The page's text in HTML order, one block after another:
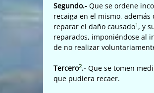
Segundo.- Que se ordene
recaiga en el mismo,
reparar el daño causado1 , y
reparados, imponiéndose al
de no realizar
Tercero2.- Que se tomen
que pudiera recaer.